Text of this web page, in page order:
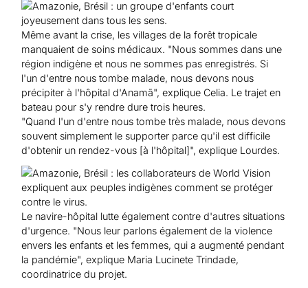
Même avant la crise, les villages de la forêt tropicale
manquaient de soins médicaux. "Nous sommes dans une
région indigène et nous ne sommes pas enregistrés. Si
l'un d'entre nous tombe malade, nous devons nous
précipiter à l'hôpital d'Anamã", explique Celia. Le trajet en
bateau pour s'y rendre dure trois heures.
"Quand l'un d'entre nous tombe très malade, nous devons
souvent simplement le supporter parce qu'il est difficile
d'obtenir un rendez-vous [à l'hôpital]", explique Lourdes.
Le navire-hôpital lutte également contre d'autres situations
d'urgence. "Nous leur parlons également de la violence
envers les enfants et les femmes, qui a augmenté pendant
la pandémie", explique Maria Lucinete Trindade,
coordinatrice du projet.